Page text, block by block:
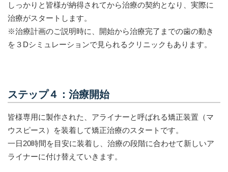
しっかりと皆様が納得されてから治療の契約となり、実際に
治療がスタートします。
※治療計画のご説明時に、開始から治療完了までの歯の動き
を３Dシミュレーションで見られるクリニックもあります。
ステップ４：治療開始
皆様専用に製作された、アライナーと呼ばれる矯正装置（マ
ウスピース）を装着して矯正治療のスタートです。
一日20時間を目安に装着し、治療の段階に合わせて新しいア
ライナーに付け替えていきます。